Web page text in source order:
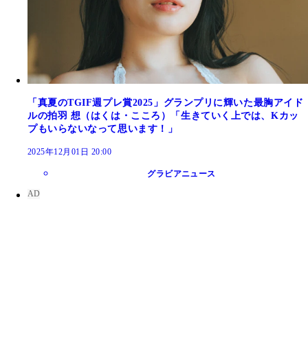
「真夏のTGIF週プレ賞2025」グランプリに輝いた最胸アイド
ルの拍羽 想（はくは・こころ）「生きていく上では、Kカッ
プもいらないなって思います！」
2025年12月01日 20:00
グラビアニュース